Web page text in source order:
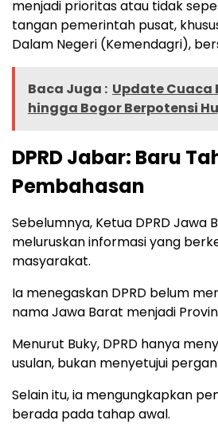
menjadi prioritas atau tidak
tangan pemerintah pusat,
Dalam Negeri (Kemendagri),
Baca Juga : Update Cuaca
hingga Bogor Berpotensi
DPRD Jabar: Baru
Pembahasan
Sebelumnya, Ketua DPRD Jawa
meluruskan informasi yang
masyarakat.
Ia menegaskan DPRD belum
nama Jawa Barat menjadi
Menurut Buky, DPRD hanya
usulan, bukan menyetujui
Selain itu, ia mengungkapkan
berada pada tahap awal.